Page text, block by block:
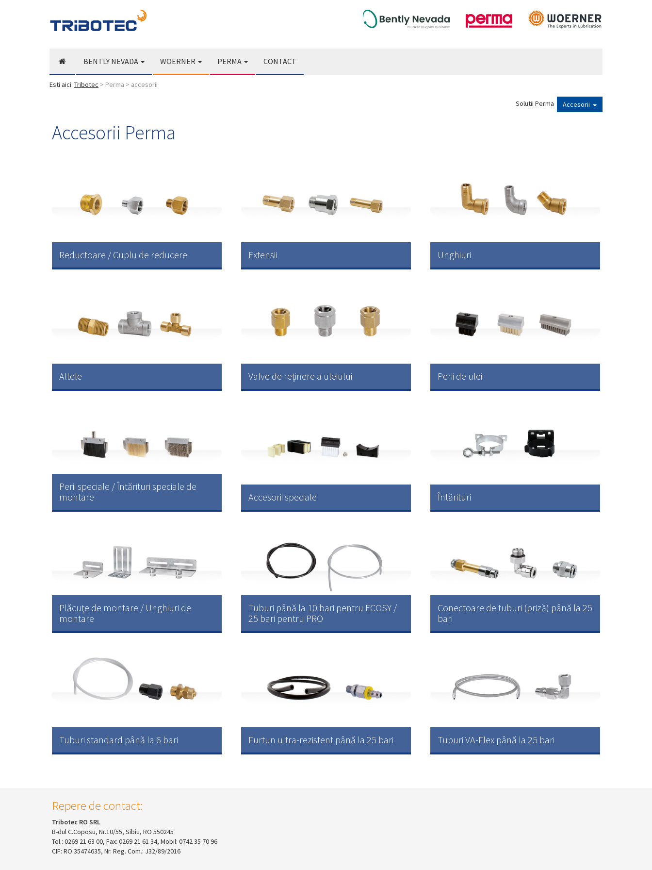
BENTLY NEVADA WOERNER PERMA CONTACT
Esti aici: Tribotec > Perma > accesorii
Solutii Perma Accesorii
Accesorii Perma
Reductoare / Cuplu de reducere Extensii Unghiuri
Altele Valve de reţinere a uleiului Perii de ulei
Perii speciale / Întărituri speciale de
montare
Accesorii speciale Întărituri
Plăcuţe de montare / Unghiuri de
montare
Tuburi până la 10 bari pentru ECOSY /
25 bari pentru PRO
Conectoare de tuburi (priză) până la 25
bari
Tuburi standard până la 6 bari Furtun ultra-rezistent până la 25 bari Tuburi VA-Flex până la 25 bari
Repere de contact:
Tribotec RO SRL
B-dul C.Coposu, Nr.10/55, Sibiu, RO 550245
Tel.: 0269 21 63 00, Fax: 0269 21 61 34, Mobil: 0742 35 70 96
CIF: RO 35474635, Nr. Reg. Com.: J32/89/2016